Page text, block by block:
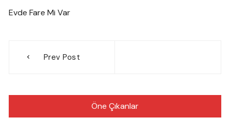
Evde Fare Mi Var
gezinmesi
Prev Post
Öne Çıkanlar